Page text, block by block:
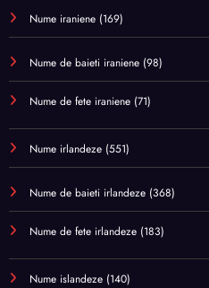
Nume iraniene (169)
Nume de baieti iraniene (98)
Nume de fete iraniene (71)
Nume irlandeze (551)
Nume de baieti irlandeze (368)
Nume de fete irlandeze (183)
Nume islandeze (140)